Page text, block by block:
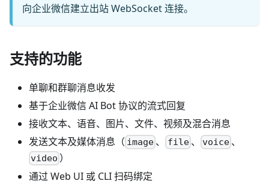
向企业微信建立出站 WebSocket 连接。
支持的功能
单聊和群聊消息收发
基于企业微信 AI Bot 协议的流式回复
接收文本、语音、图片、文件、视频及混合消息
发送文本及媒体消息（ image 、 file、 voice 、
video ）
通过 Web UI 或 CLI 扫码绑定